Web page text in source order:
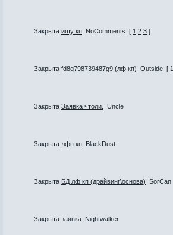
Закрыта ищу кп NoComments [ 1 2 3 ]
Закрыта fd8g798739487g9 (лф кп) Outside [ 1
Закрыта Заявка чтоли. Uncle
Закрыта лфп кп BlackDust
Закрыта БД лф кп (драйвинг\основа) SorCan
Закрыта заявка Nightwalker